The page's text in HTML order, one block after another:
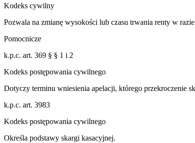
Kodeks cywilny
Pozwala na zmianę wysokości lub czasu trwania renty w
Pomocnicze
k.p.c. art. 369 § § 1 i 2
Kodeks postępowania cywilnego
Dotyczy terminu wniesienia apelacji, którego przekroczenie
k.p.c. art. 3983
Kodeks postępowania cywilnego
Określa podstawy skargi kasacyjnej.